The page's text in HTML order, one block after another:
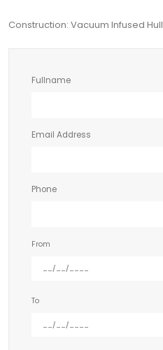
Construction: Vacuum Infused Hull
Fullname
Email Address
Phone
From
To